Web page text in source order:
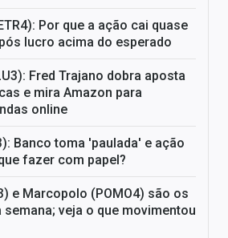
Por que a ação cai quase
lucro acima do esperado
Fred Trajano dobra aposta
e mira Amazon para
online
Banco toma 'paulada' e ação
fazer com papel?
e Marcopolo (POMO4) são os
semana; veja o que movimentou